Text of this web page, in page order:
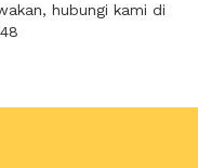
hubungi kami di